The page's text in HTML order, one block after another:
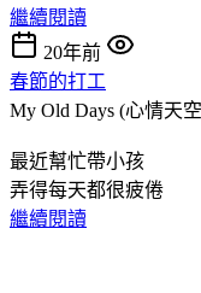
繼續閱讀
20年前
春節的打工
My Old Days (心情天
最近幫忙帶小孩
弄得每天都很疲倦
繼續閱讀